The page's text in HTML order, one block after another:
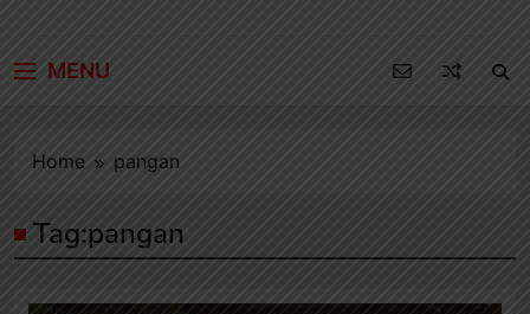
MENU
Home pangan
Tag:pangan